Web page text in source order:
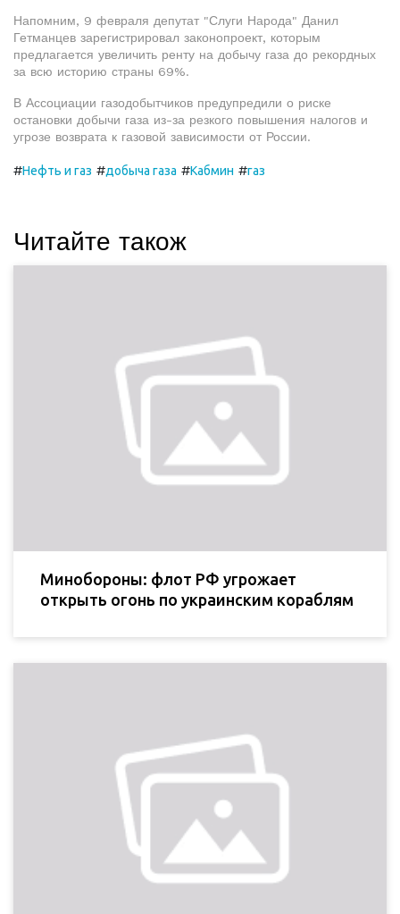
Напомним, 9 февраля депутат "Слуги Народа" Данил
Гетманцев зарегистрировал законопроект, которым
предлагается увеличить ренту на добычу газа до рекордных
за всю историю страны 69%.
В Ассоциации газодобытчиков предупредили о риске
остановки добычи газа из-за резкого повышения налогов и
угрозе возврата к газовой зависимости от России.
#Нефть и газ #добыча газа #Кабмин #газ
Читайте також
Минобороны: флот РФ угрожает
открыть огонь по украинским кораблям